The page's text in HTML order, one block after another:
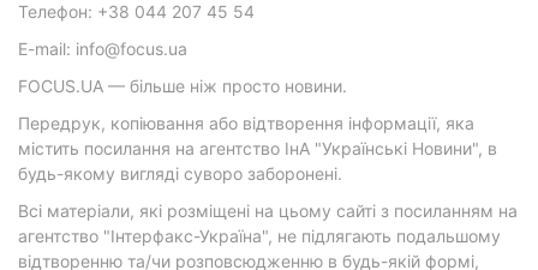
Телефон: +38 044 207 45 54
E-mail: info@focus.ua
FOCUS.UA — більше ніж просто новини.
Передрук, копіювання або відтворення інформації, яка
містить посилання на агентство ІнА "Українські Новини", в
будь-якому вигляді суворо заборонені.
Всі матеріали, які розміщені на цьому сайті з посиланням на
агентство "Інтерфакс-Україна", не підлягають подальшому
відтворенню та/чи розповсюдженню в будь-якій формі,